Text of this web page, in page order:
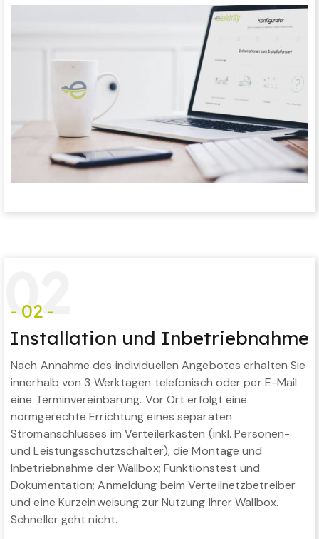
02
- 02 -
Installation und Inbetriebnahme
Nach Annahme des individuellen Angebotes erhalten Sie
innerhalb von 3 Werktagen telefonisch oder per E-Mail
eine Terminvereinbarung. Vor Ort erfolgt eine
normgerechte Errichtung eines separaten
Stromanschlusses im Verteilerkasten (inkl. Personen-
und Leistungsschutzschalter); die Montage und
Inbetriebnahme der Wallbox; Funktionstest und
Dokumentation; Anmeldung beim Verteilnetzbetreiber
und eine Kurzeinweisung zur Nutzung Ihrer Wallbox.
Schneller geht nicht.